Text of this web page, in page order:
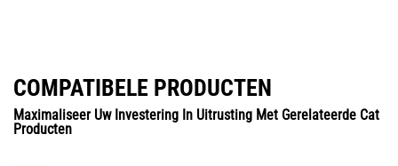
COMPATIBELE PRODUCTEN
Maximaliseer Uw Investering In Uitrusting Met Gerelateerde Cat
Producten